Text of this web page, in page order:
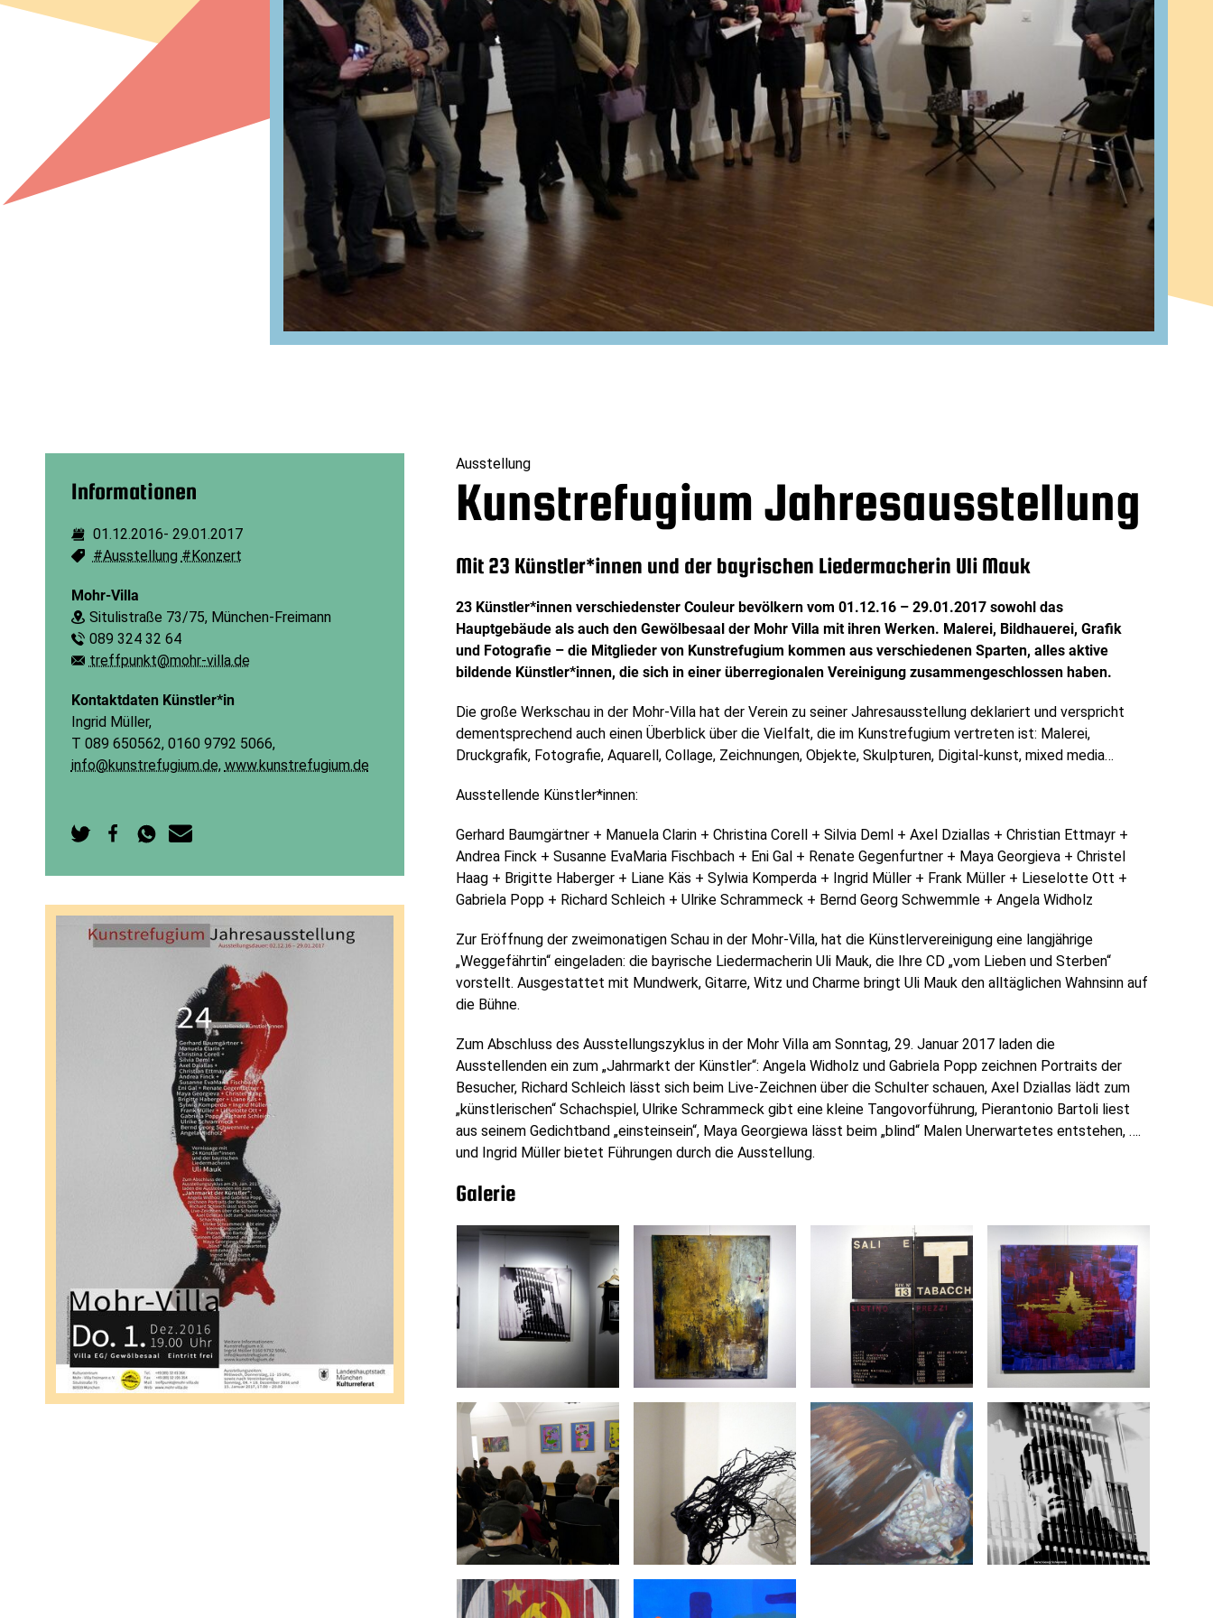
Ausstellung
Kunstrefugium Jahresausstellung
Mit 23 Künstler*innen und der bayrischen Liedermacherin Uli Mauk
23 Künstler*innen verschiedenster Couleur bevölkern vom 01.12.16 – 29.01.2017 sowohl das
Hauptgebäude als auch den Gewölbesaal der Mohr Villa mit ihren Werken. Malerei, Bildhauerei, Grafik
und Fotografie – die Mitglieder von Kunstrefugium kommen aus verschiedenen Sparten, alles aktive
bildende Künstler*innen, die sich in einer überregionalen Vereinigung zusammengeschlossen haben.
Die große Werkschau in der Mohr-Villa hat der Verein zu seiner Jahresausstellung deklariert und verspricht
dementsprechend auch einen Überblick über die Vielfalt, die im Kunstrefugium vertreten ist: Malerei,
Druckgrafik, Fotografie, Aquarell, Collage, Zeichnungen, Objekte, Skulpturen, Digital-kunst, mixed media…
Ausstellende Künstler*innen:
Gerhard Baumgärtner + Manuela Clarin + Christina Corell + Silvia Deml + Axel Dziallas + Christian Ettmayr +
Andrea Finck + Susanne EvaMaria Fischbach + Eni Gal + Renate Gegenfurtner + Maya Georgieva + Christel
Haag + Brigitte Haberger + Liane Käs + Sylwia Komperda + Ingrid Müller + Frank Müller + Lieselotte Ott +
Gabriela Popp + Richard Schleich + Ulrike Schrammeck + Bernd Georg Schwemmle + Angela Widholz
Zur Eröffnung der zweimonatigen Schau in der Mohr-Villa, hat die Künstlervereinigung eine langjährige
„Weggefährtin“ eingeladen: die bayrische Liedermacherin Uli Mauk, die Ihre CD „vom Lieben und Sterben“
vorstellt. Ausgestattet mit Mundwerk, Gitarre, Witz und Charme bringt Uli Mauk den alltäglichen Wahnsinn auf
die Bühne.
Zum Abschluss des Ausstellungszyklus in der Mohr Villa am Sonntag, 29. Januar 2017 laden die
Ausstellenden ein zum „Jahrmarkt der Künstler“: Angela Widholz und Gabriela Popp zeichnen Portraits der
Besucher, Richard Schleich lässt sich beim Live-Zeichnen über die Schulter schauen, Axel Dziallas lädt zum
„künstlerischen“ Schachspiel, Ulrike Schrammeck gibt eine kleine Tangovorführung, Pierantonio Bartoli liest
aus seinem Gedichtband „einsteinsein“, Maya Georgiewa lässt beim „blind“ Malen Unerwartetes entstehen, ….
und Ingrid Müller bietet Führungen durch die Ausstellung.
Galerie
Informationen
Dauer:
01.12.2016- 29.01.2017
Schlagworte:
#Ausstellung #Konzert
Mohr-Villa
Ort:
Situlistraße 73/75, München-Freimann
Telefon:
089 324 32 64
E-Mail:
treffpunkt@mohr-villa.de
Kontaktdaten Künstler*in
Ingrid Müller,
T 089 650562, 0160 9792 5066,
info@kunstrefugium.de, www.kunstrefugium.de
Twitter
teilen
Facebook
teilen
WhatsApp
senden
E-
Mail
senden